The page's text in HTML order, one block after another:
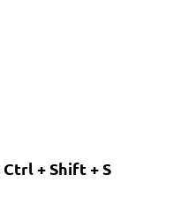
Ctrl + Shift + S